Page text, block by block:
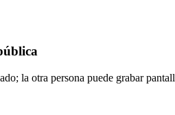
la otra persona puede grabar